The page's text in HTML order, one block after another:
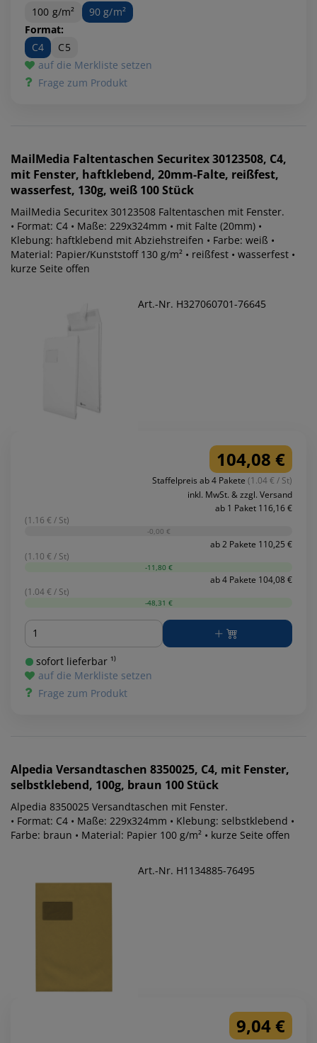
100 g/m²
90 g/m²
Format:
C4
C5
auf die Merkliste setzen
Frage zum Produkt
MailMedia Faltentaschen Securitex 30123508, C4,
mit Fenster, haftklebend, 20mm-Falte, reißfest,
wasserfest, 130g, weiß 100 Stück
MailMedia Securitex 30123508 Faltentaschen mit Fenster.
• Format: C4 • Maße: 229x324mm • mit Falte (20mm) •
Klebung: haftklebend mit Abziehstreifen • Farbe: weiß •
Material: Papier/Kunststoff 130 g/m² • reißfest • wasserfest •
kurze Seite offen
Art.-Nr. H327060701-76645
104,08 €
Staffelpreis ab 4 Pakete (1.04 € / St)
inkl. MwSt. & zzgl. Versand
ab 1 Paket 116,16 €
(1.16 € / St)
-0,00 €
ab 2 Pakete 110,25 €
(1.10 € / St)
-11,80 €
ab 4 Pakete 104,08 €
(1.04 € / St)
-48,31 €
Menge
sofort lieferbar ¹⁾
auf die Merkliste setzen
Frage zum Produkt
Alpedia Versandtaschen 8350025, C4, mit Fenster,
selbstklebend, 100g, braun 100 Stück
Alpedia 8350025 Versandtaschen mit Fenster.
• Format: C4 • Maße: 229x324mm • Klebung: selbstklebend •
Farbe: braun • Material: Papier 100 g/m² • kurze Seite offen
Art.-Nr. H1134885-76495
9,04 €